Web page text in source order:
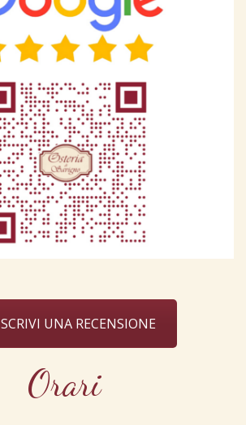
SCRIVI UNA RECENSIONE
Orari